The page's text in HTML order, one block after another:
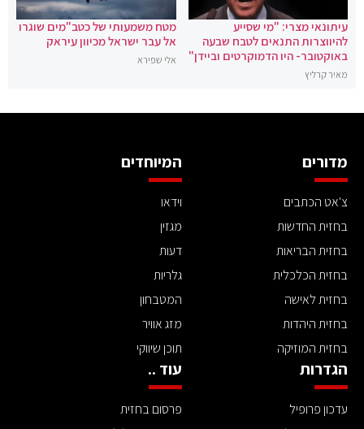
עיתונאי מצרי: "מי שסייע
להיווצרות התנאים לטבח שבעה
באוקטובר- היו הדמוקרטים וביידן"
מאיר קרליץ
מטח משמעותי של כטב"מים שוגרו
אל עבר ישראל מכיוון עיראק
אלי שפירא
מדורים
צ'אט הכתבים
בחזית החדשות
בחזית הבריאות
בחזית הכלכלית
בחזית לאישה
בחזית היהדות
בחזית המוזיקה
המיוחדים
וידאו
מגזין
דעות
גלריות
המטבחון
מזג אוויר
תוכן שיווקי
הגדרות
עדכון פרופיל
עוד ..
פרסום בחזית